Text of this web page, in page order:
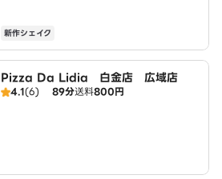
新作シェイク
Pizza Da Lidia 白金店 広域店
4.1(6) 89分送料800円